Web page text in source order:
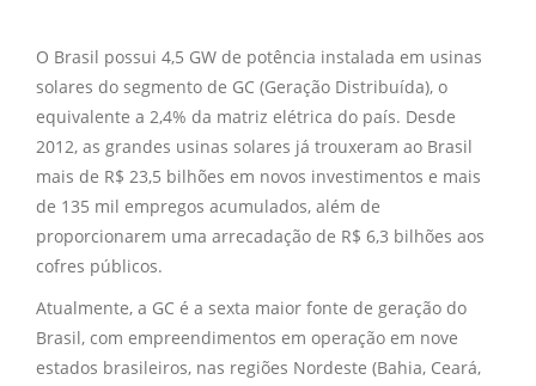
O Brasil possui 4,5 GW de potência instalada em usinas
solares do segmento de GC (Geração Distribuída), o
equivalente a 2,4% da matriz elétrica do país. Desde
2012, as grandes usinas solares já trouxeram ao Brasil
mais de R$ 23,5 bilhões em novos investimentos e mais
de 135 mil empregos acumulados, além de
proporcionarem uma arrecadação de R$ 6,3 bilhões aos
cofres públicos.
Atualmente, a GC é a sexta maior fonte de geração do
Brasil, com empreendimentos em operação em nove
estados brasileiros, nas regiões Nordeste (Bahia, Ceará,